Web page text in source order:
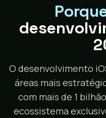
O desenvolvimento
áreas mais
com mais de 1
ecossistema